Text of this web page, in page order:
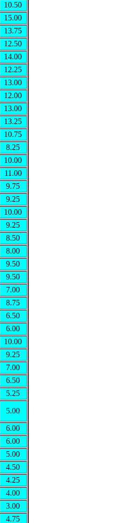
10.50
15.00
13.75
12.50
14.00
12.25
13.00
12.00
13.00
13.25
10.75
8.25
10.00
11.00
9.75
9.25
10.00
9.25
8.50
8.00
9.50
9.50
7.00
8.75
6.50
6.00
10.00
9.25
7.00
6.50
5.25
5.00
6.00
6.00
5.00
4.50
4.25
4.00
3.00
4.75